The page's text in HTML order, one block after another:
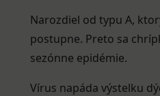
Narozdiel od typu A,
postupne. Preto sa
sezónne epidémie.
Vírus napáda výstelku